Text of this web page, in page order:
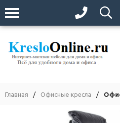
Главная / Офисные кресла /